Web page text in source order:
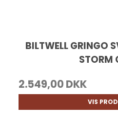
BILTWELL GRINGO
STORM
2.549,00 DKK
VIS